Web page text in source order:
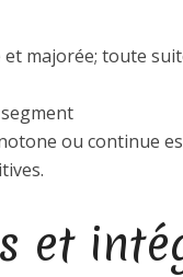
et majorée; toute
ou continue
et